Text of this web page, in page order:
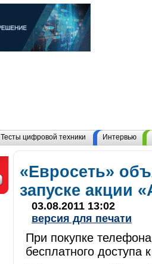
Тесты цифровой техники Интервью
«Евросеть»
запуске акции
03.08.2011 13:02
версия для печати
При покупке
бесплатного доступа